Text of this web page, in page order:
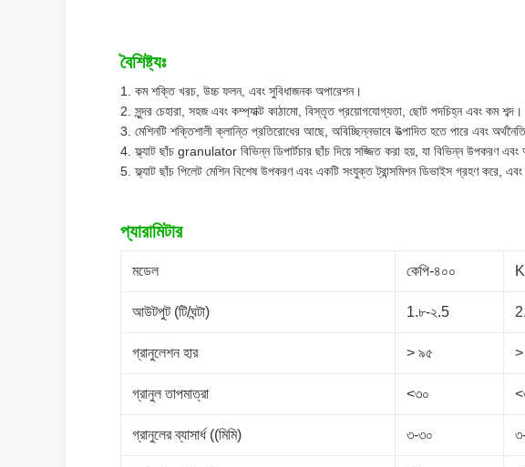
বৈশিষ্ট্যঃ
1. কম শক্তি খরচ, উচ্চ ফলন, এবং সুবিধাজনক অপারেশন।
2. সুন্দর চেহারা, সহজ এবং কম্প্যাক্ট কাঠামো, বিস্তৃত প্রয়োগযোগ্যতা, ছোট পদচিহ্ন এবং কম শব্দ।
3. মেশিনটি শক্তিশালী ক্লান্তি প্রতিরোধের আছে, অবিচ্ছিন্নভাবে উত্পাদিত হতে পারে এবং
4. ফ্ল্যাট ছাঁচ granulator বিভিন্ন ডিপার্টচার ছাঁচ দিয়ে সজ্জিত করা হয়, যা বিভিন্ন
5. ফ্ল্যাট ছাঁচ পিলেট মেশিন বিশেষ উপকরণ এবং একটি সংযুক্ত ট্রান্সমিশন ডিভাইস গ্রহণ করে,
প্যারামিটার
মডেল কেপি-৪০০
আউটপুট (টি/ঘন্টা) 1.৮-২.5
গ্রানুলেশন হার > ৯৫ >
গ্রানুল তাপমাত্রা <৩০
গ্রানুলের ব্যাসার্ধ ((মিমি) ৩-৩০